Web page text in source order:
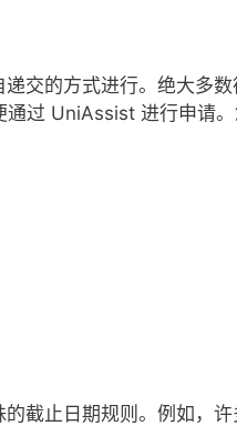
交的方式进行。绝大多
过 UniAssist 进行申请
截止日期规则。例如，许